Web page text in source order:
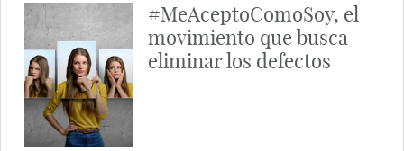
#MeAceptoComoSoy, el
movimiento que busca
eliminar los defectos